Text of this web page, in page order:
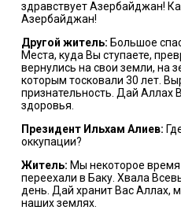
здравствует Азербайджан!
Азербайджан!
Другой житель: Большое
Места, куда Вы ступаете,
вернулись на свои земли, на
которым тосковали 30 лет.
признательность. Дай Аллах
здоровья.
Президент Ильхам Алиев:
оккупации?
Житель: Мы некоторое
переехали в Баку. Хвала
день. Дай хранит Вас Аллах,
наших землях.